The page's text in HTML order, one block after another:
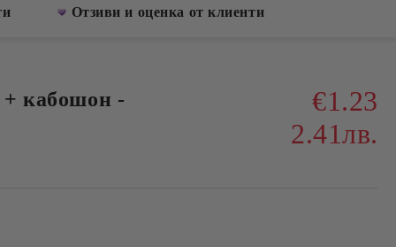
Отзиви и оценка от клиенти
+ кабошон -
€1.23
2.41лв.